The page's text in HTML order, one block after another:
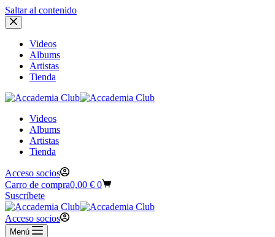
Saltar al contenido
Videos
Albums
Artistas
Tienda
Videos
Albums
Artistas
Tienda
Acceso socios
Carro de compra0,00 € 0
Suscríbete
Acceso socios
Menú